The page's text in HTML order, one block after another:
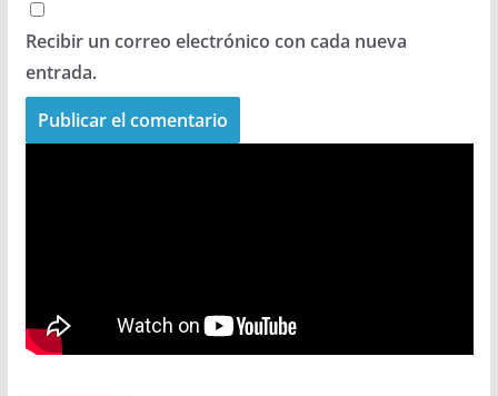
Recibir un correo electrónico con cada nueva
entrada.